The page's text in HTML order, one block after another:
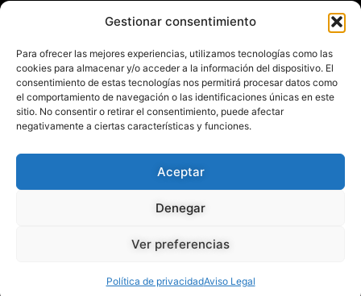
Gestionar consentimiento
Para ofrecer las mejores experiencias, utilizamos tecnologías como las
cookies para almacenar y/o acceder a la información del dispositivo. El
consentimiento de estas tecnologías nos permitirá procesar datos como
el comportamiento de navegación o las identificaciones únicas en este
sitio. No consentir o retirar el consentimiento, puede afectar
negativamente a ciertas características y funciones.
Aceptar
Denegar
Ver preferencias
Política de privacidadAviso Legal
Agenda
Blog
Contacto
Política de Privacidad
Posicionamiento Web